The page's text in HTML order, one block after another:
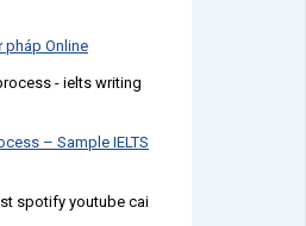
pháp Online
– Sample IELTS